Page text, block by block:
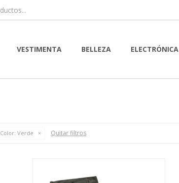
VESTIMENTA BELLEZA ELECTRÓNICA
Color: Verde Quitar filtros